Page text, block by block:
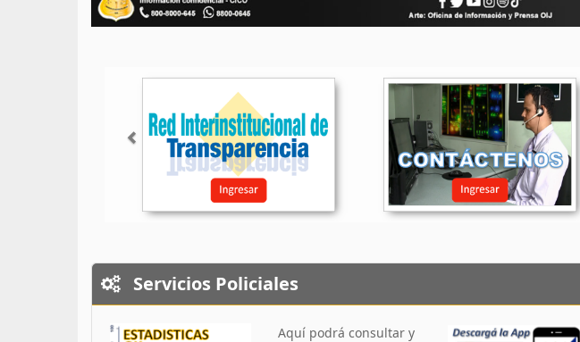
Anterior
Servicios Policiales
Aquí podrá consultar y